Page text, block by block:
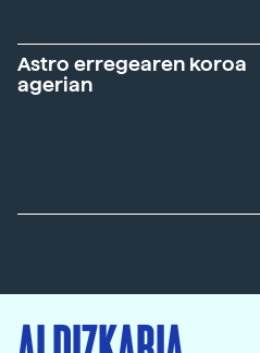
Astro erregearen koroa
agerian